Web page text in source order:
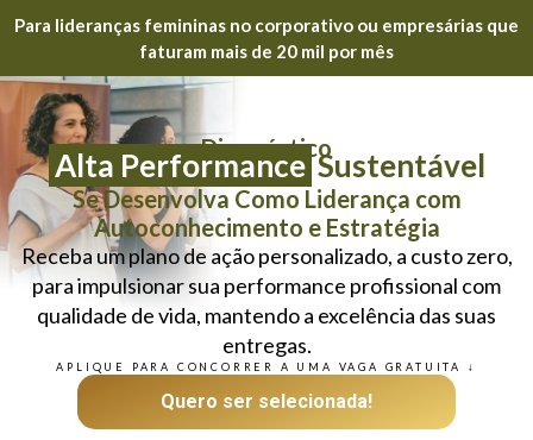
Para lideranças femininas no corporativo ou empresárias que
faturam mais de 20 mil por mês
Diagnóstico
Alta PerformanceSustentável
Se Desenvolva Como Liderança com
Autoconhecimento e Estratégia
Receba um plano de ação personalizado, a custo zero,
para impulsionar sua performance profissional com
qualidade de vida, mantendo a excelência das suas
entregas.
APLIQUE PARA CONCORRER A UMA VAGA GRATUITA ↓
Quero ser selecionada!